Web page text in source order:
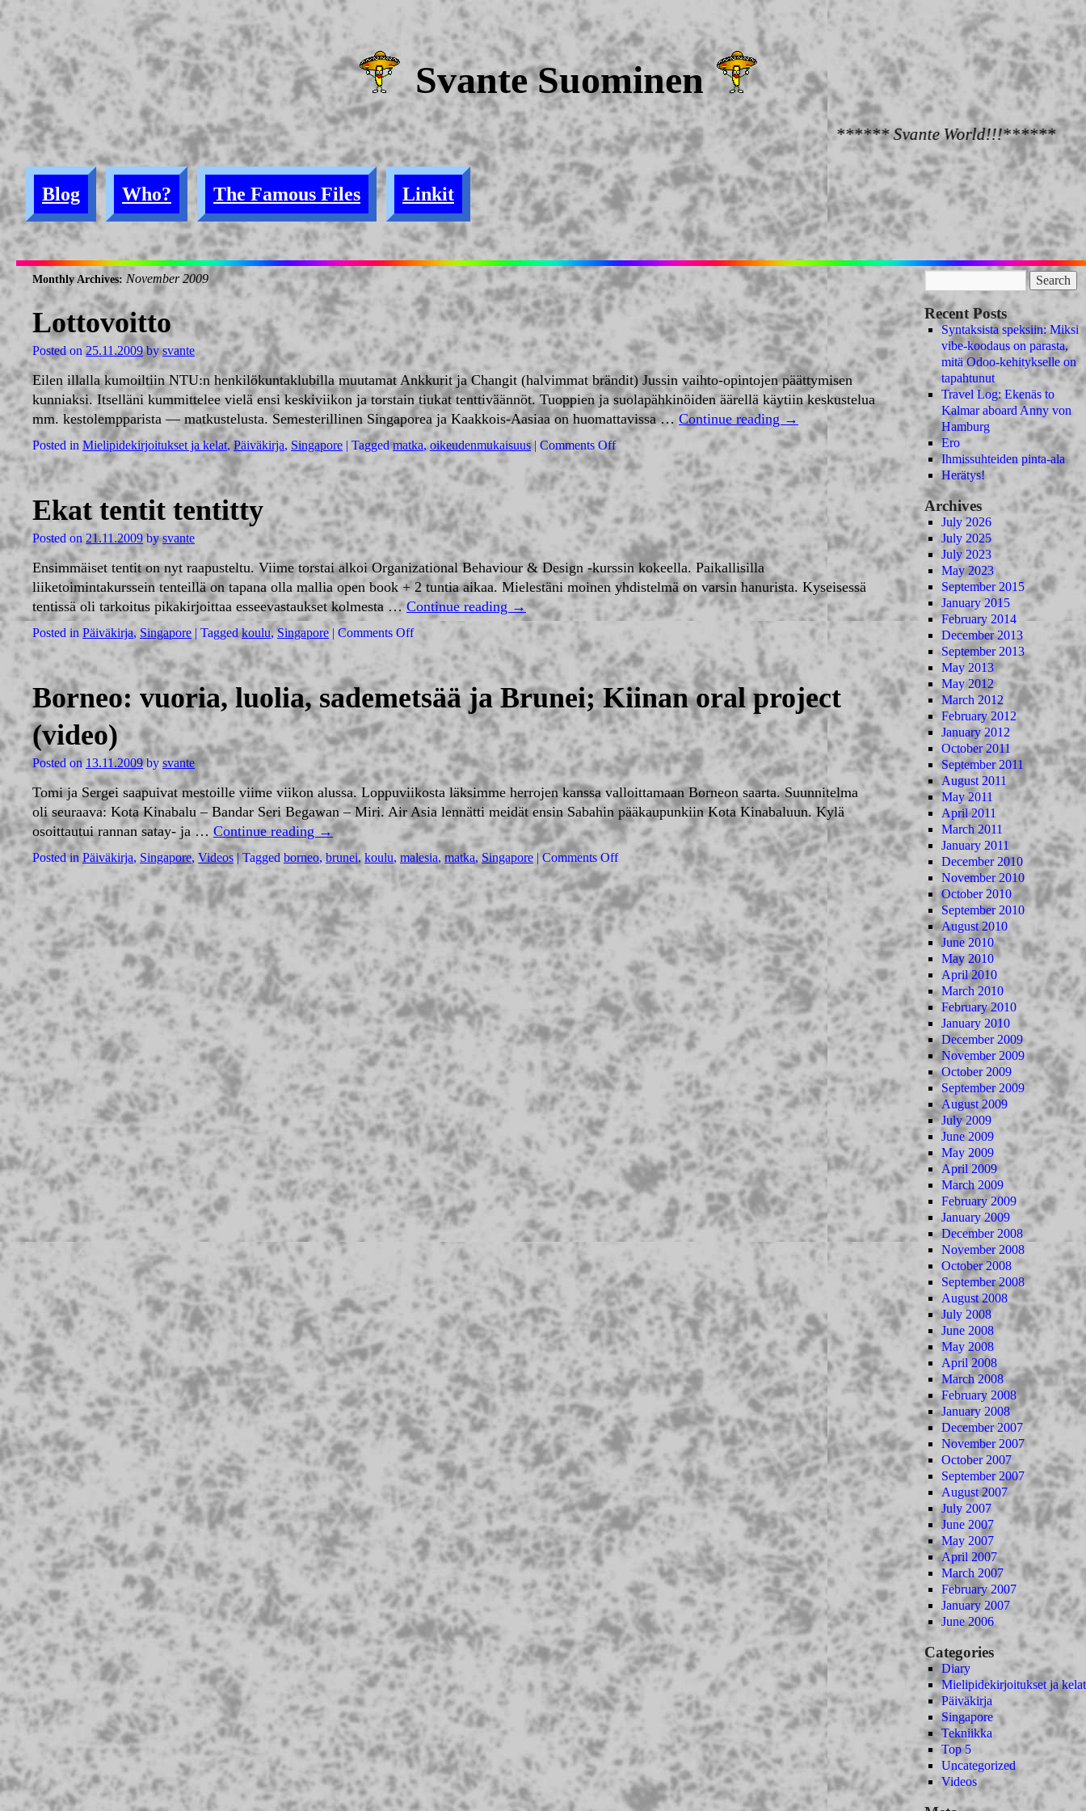
Svante Suominen
****** Svante World!!!******
Blog Who? The Famous Files Linkit
Monthly Archives: November 2009
Lottovoitto
Posted on 25.11.2009 by svante
Eilen illalla kumoiltiin NTU:n henkilökuntaklubilla muutamat Ankkurit ja Changit (halvimmat brändit) Jussin vaihto-opintojen päättymisen
kunniaksi. Itselläni kummittelee vielä ensi keskiviikon ja torstain tiukat tenttiväännöt. Tuoppien ja suolapähkinöiden äärellä käytiin keskustelua
mm. kestolempparista — matkustelusta. Semesterillinen Singaporea ja Kaakkois-Aasiaa on huomattavissa … Continue reading →
Posted in Mielipidekirjoitukset ja kelat,Päiväkirja, Singapore | Tagged matka,oikeudenmukaisuus | Comments Off
Ekat tentit tentitty
Posted on 21.11.2009 by svante
Ensimmäiset tentit on nyt raapusteltu. Viime torstai alkoi Organizational Behaviour & Design -kurssin kokeella. Paikallisilla
liiketoimintakurssein tenteillä on tapana olla mallia open book + 2 tuntia aikaa. Mielestäni moinen yhdistelmä on varsin hanurista. Kyseisessä
tentissä oli tarkoitus pikakirjoittaa esseevastaukset kolmesta …Continue reading →
Posted in Päiväkirja, Singapore | Tagged koulu,Singapore | Comments Off
Borneo: vuoria, luolia, sademetsää ja Brunei; Kiinan oral project
(video)
Posted on 13.11.2009 by svante
Tomi ja Sergei saapuivat mestoille viime viikon alussa. Loppuviikosta läksimme herrojen kanssa valloittamaan Borneon saarta. Suunnitelma
oli seuraava: Kota Kinabalu – Bandar Seri Begawan – Miri. Air Asia lennätti meidät ensin Sabahin pääkaupunkiin Kota Kinabaluun. Kylä
osoittautui rannan satay- ja … Continue reading →
Posted in Päiväkirja, Singapore, Videos | Tagged borneo, brunei, koulu, malesia, matka, Singapore | Comments Off
Recent Posts
Syntaksista speksiin: Miksi
vibe-koodaus on parasta,
mitä Odoo-kehitykselle on
tapahtunut
Travel Log: Ekenäs to
Kalmar aboard Anny von
Hamburg
Ero
Ihmissuhteiden pinta-ala
Herätys!
Archives
July 2026
July 2025
July 2023
May 2023
September 2015
January 2015
February 2014
December 2013
September 2013
May 2013
May 2012
March 2012
February 2012
January 2012
October 2011
September 2011
August 2011
May 2011
April 2011
March 2011
January 2011
December 2010
November 2010
October 2010
September 2010
August 2010
June 2010
May 2010
April 2010
March 2010
February 2010
January 2010
December 2009
November 2009
October 2009
September 2009
August 2009
July 2009
June 2009
May 2009
April 2009
March 2009
February 2009
January 2009
December 2008
November 2008
October 2008
September 2008
August 2008
July 2008
June 2008
May 2008
April 2008
March 2008
February 2008
January 2008
December 2007
November 2007
October 2007
September 2007
August 2007
July 2007
June 2007
May 2007
April 2007
March 2007
February 2007
January 2007
June 2006
Categories
Diary
Mielipidekirjoitukset ja kelat
Päiväkirja
Singapore
Tekniikka
Top 5
Uncategorized
Videos